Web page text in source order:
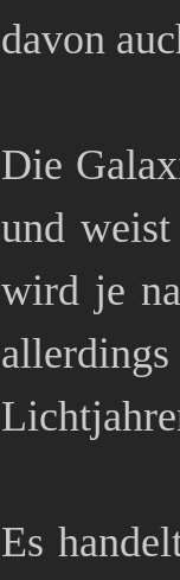
davon
Die
und
wird je
Es